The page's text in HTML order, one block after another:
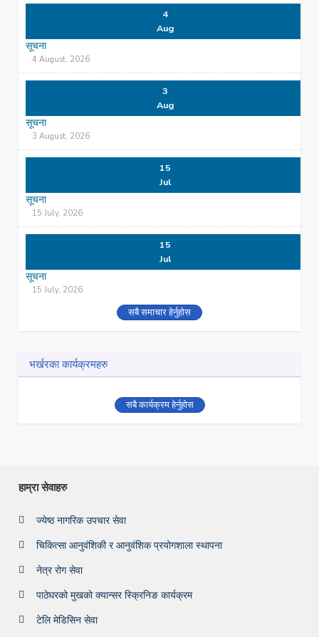
4
Aug
सूचना
4 August, 2026
3
Aug
सूचना
3 August, 2026
15
Jul
सूचना
15 July, 2026
15
Jul
सूचना
15 July, 2026
सबै समाचार हेर्नुहोस
भर्खरका कार्यक्रमहरु
सबै कार्यक्रम हेर्नुहोस
हाम्रा सेवाहरु
ज्येष्ठ नागरिक उपचार सेवा
चिकित्सा आनुवंशिकी र आनुवंशिक प्रयोगशाला स्थापना
नेत्र रोग सेवा
पाठेघरको मुखको क्यान्सर स्क्रिनिङ कार्यक्रम
टेलि मेडिसिन सेवा